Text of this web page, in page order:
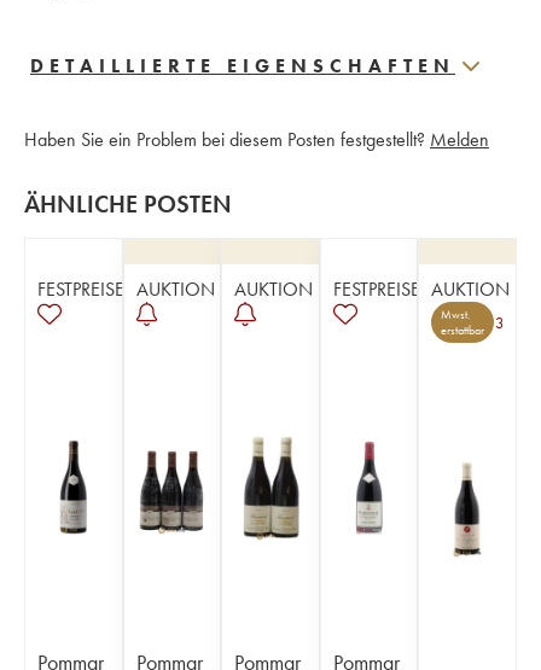
DETAILLIERTE EIGENSCHAFTEN
Haben Sie ein Problem bei diesem Posten festgestellt? Melden
ÄHNLICHE POSTEN
FESTPREISE
Pommar
AUKTION
Pommar
AUKTION
Pommar
FESTPREISE
Pommar
AUKTION
Mwst.
erstattbar
3